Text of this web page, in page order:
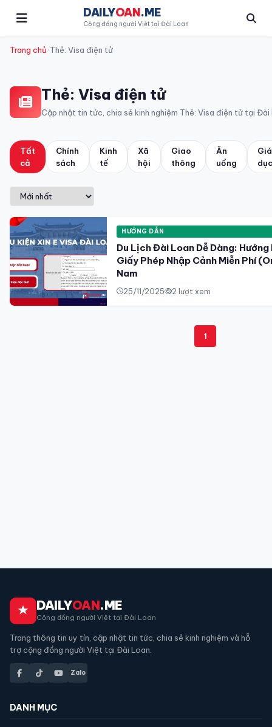
DAILYOAN.ME
Cộng đồng người Việt tại Đài Loan
Trang chủ›Thẻ: Visa điện tử
Thẻ: Visa điện tử
Cập nhật tin tức, chia sẻ kinh nghiệm Thẻ: Visa điện tử tại Đài
Tất
cả
Chính
sách
Kinh
tế
Xã
hội
Giao
thông
Ăn
uống
dục
HƯỚNG DẪN
Du Lịch Đài Loan Dễ Dàng:
Giấy Phép Nhập Cảnh Miễn Phí
Nam
25/11/2025 2 lượt xem
1
DAILYOAN.ME
Cộng đồng người Việt tại Đài Loan
Trang thông tin uy tín, cập nhật tin tức, chia sẻ kinh nghiệm và hỗ
trợ cộng đồng người Việt tại Đài Loan.
Zalo
DANH MỤC